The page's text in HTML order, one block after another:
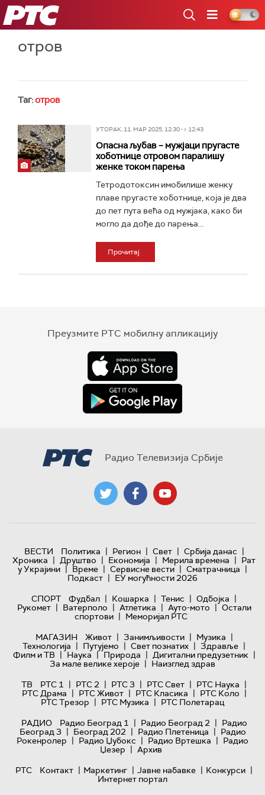
РТС
отров
Таг:отров
УТОРАК, 11. МАР 2025, 12:30 -> 12:43
Опасна љубав – мужјаци пругасте
хоботнице отровом паралишу
женке током парења
Тетродотоксин имобилише женку
плаве пругасте хоботнице, која је два
до пет пута већа од мужјака, како би
могло да дође до парења...
Прочитај
Преузмите РТС мобилну апликацију
Радио Телевизија Србије
ВЕСТИ Политика | Регион | Свет | Србија данас |
Хроника | Друштво | Економија | Мерила времена | Рат
у Украјини | Време | Сервисне вести | Сматрачница |
Подкаст | ЕУ могућности 2026
СПОРТ
Фудбал | Кошарка | Тенис | Одбојка |
Рукомет | Ватерполо | Атлетика | Ауто-мото | Остали
спортови | Меморијал РТС
МАГАЗИН
Живот | Занимљивости | Музика |
Технологијa | Путујемо | Свет познатих | Здравље |
Филм и ТВ | Наука | Природа | Дигитални предузетник |
За мале велике хероје | Наизглед здрав
ТВ
РТС 1 | РТС 2 | РТС 3 | РТС Свет | РТС Наука |
РТС Драма | РТС Живот | РТС Класика | РТС Коло |
РТС Трезор | РТС Музика | РТС Полетарац
РАДИО
Радио Београд 1 | Радио Београд 2 | Радио
Београд 3 | Београд 202 | Радио Плетеница | Радио
Рокенролер | Радио Џубокс | Радио Вртешка | Радио
Џезер | Архив
РТС
Контакт | Маркетинг | Јавне набавке | Конкурси |
Интернет портал